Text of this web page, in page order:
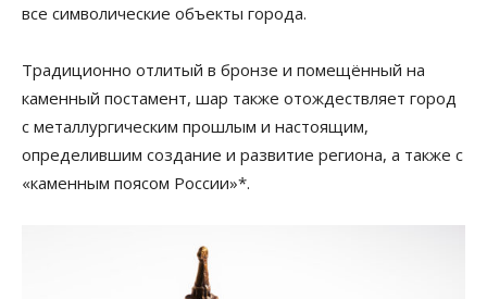
все символические объекты города.
Традиционно отлитый в бронзе и помещённый на
каменный постамент, шар также отождествляет город
с металлургическим прошлым и настоящим,
определившим создание и развитие региона, а также с
«каменным поясом России»*.